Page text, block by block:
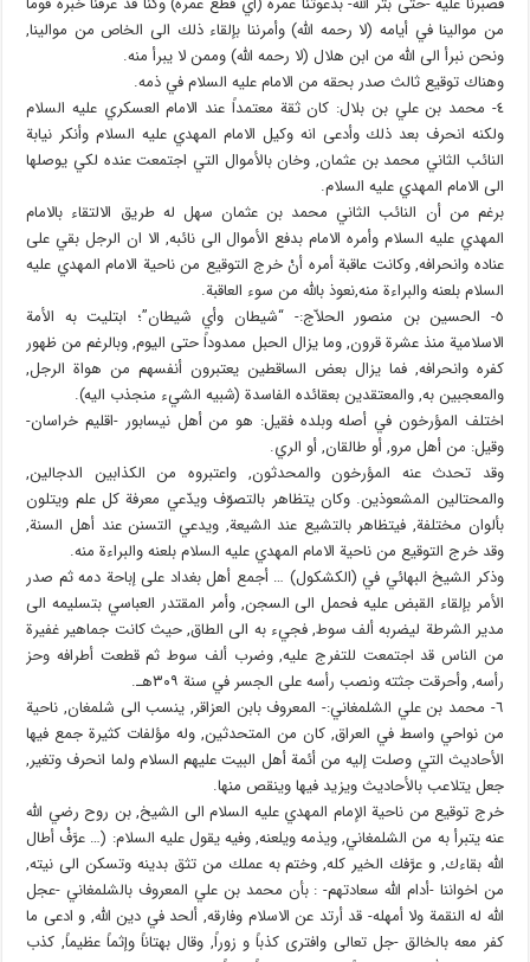
من موالينا في أيامه (لا رحمه الله) وأمرننا بإلقاء ذلك الى الخاص من موالينا,
ونحن نبرأ الى الله من ابن هلال (لا رحمه الله) وممن لا يبرأ منه.
وهناك توقيع ثالث صدر بحقه من الامام عليه السلام في ذمه.
٤- محمد بن علي بن بلال: كان ثقة معتمداً عند الامام العسكري عليه السلام
ولكنه انحرف بعد ذلك وأدعى انه وكيل الامام المهدي عليه السلام وأنكر نيابة
النائب الثاني محمد بن عثمان, وخان بالأموال التي اجتمعت عنده لكي يوصلها
الى الامام المهدي عليه السلام.
برغم من أن النائب الثاني محمد بن عثمان سهل له طريق الالتقاء بالامام
المهدي عليه السلام وأمره الامام بدفع الأموال الى نائبه, الا ان الرجل بقي على
عناده وانحرافه, وكانت عاقبة أمره أنْ خرج التوقيع من ناحية الامام المهدي عليه
السلام بلعنه والبراءة منه,نعوذ بالله من سوء العاقبة.
٥- الحسين بن منصور الحلاّج:- “شيطان وأي شيطان”؛ ابتليت به الأمة
الاسلامية منذ عشرة قرون, وما يزال الحبل ممدوداً حتى اليوم, وبالرغم من ظهور
كفره وانحرافه, فما يزال بعض الساقطين يعتبرون أنفسهم من هواة الرجل,
والمعجبين به, والمعتقدين بعقائده الفاسدة (شبيه الشيء منجذب اليه).
اختلف المؤرخون في أصله وبلده فقيل: هو من أهل نيسابور -اقليم خراسان-
وقيل: من أهل مرو, أو طالقان, أو الري.
وقد تحدث عنه المؤرخون والمحدثون, واعتبروه من الكذابين الدجالين,
والمحتالين المشعوذين. وكان يتظاهر بالتصوّف ويدّعي معرفة كل علم ويتلون
بألوان مختلفة, فيتظاهر بالتشيع عند الشيعة, ويدعي التسنن عند أهل السنة,
وقد خرج التوقيع من ناحية الامام المهدي عليه السلام بلعنه والبراءة منه.
وذكر الشيخ البهائي في (الكشكول) … أجمع أهل بغداد على إباحة دمه ثم صدر
الأمر بإلقاء القبض عليه فحمل الى السجن, وأمر المقتدر العباسي بتسليمه الى
مدير الشرطة ليضربه ألف سوط, فجيء به الى الطاق, حيث كانت جماهير غفيرة
من الناس قد اجتمعت للتفرج عليه, وضرب ألف سوط ثم قطعت أطرافه وحز
رأسه, وأحرقت جثته ونصب رأسه على الجسر في سنة ٣٠٩هـ.
٦- محمد بن علي الشلمغاني:- المعروف بابن العزاقر, ينسب الى شلمغان, ناحية
من نواحي واسط في العراق, كان من المتحدثين, وله مؤلفات كثيرة جمع فيها
الأحاديث التي وصلت إليه من أئمة أهل البيت عليهم السلام ولما انحرف وتغير,
جعل يتلاعب بالأحاديث ويزيد فيها وينقص منها.
خرج توقيع من ناحية الإمام المهدي عليه السلام الى الشيخ, بن روح رضي الله
عنه يتبرأ به من الشلمغاني, ويذمه ويلعنه, وفيه يقول عليه السلام: (… عرَّفْ أطال
الله بقاءك, و عرَّفك الخير كله, وختم به عملك من تثق بدينه وتسكن الى نيته,
من اخواننا -أدام الله سعادتهم- : بأن محمد بن علي المعروف بالشلمغاني -عجل
الله له النقمة ولا أمهله- قد أرتد عن الاسلام وفارقه, ألحد في دين الله, و ادعى ما
كفر معه بالخالق -جل تعالى وافترى كذباً و زوراً, وقال بهتاناً وإثماً عظيماً, كذب